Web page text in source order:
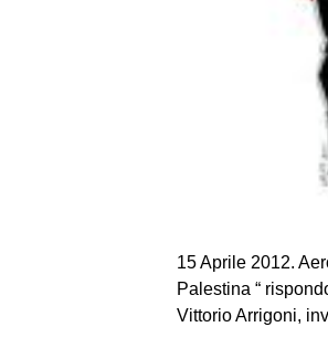
15 Aprile 2012.
Palestina “
Vittorio Arrigoni,